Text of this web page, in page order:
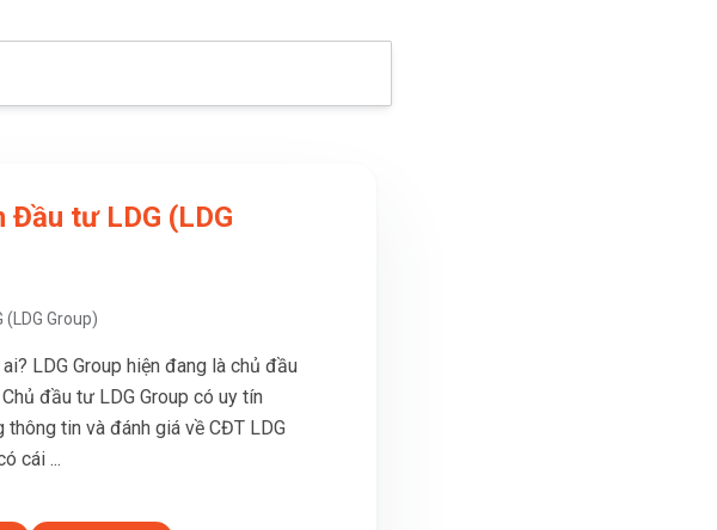
Đầu tư LDG (LDG
Group)
LDG Group hiện đang là chủ đầu
đầu tư LDG Group có uy tín
thông tin và đánh giá về CĐT LDG
cái ...